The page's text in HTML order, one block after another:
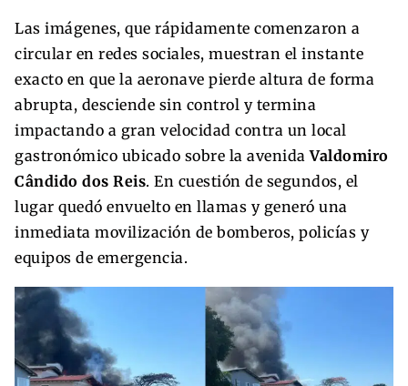
Las imágenes, que rápidamente comenzaron a
circular en redes sociales, muestran el instante
exacto en que la aeronave pierde altura de forma
abrupta, desciende sin control y termina
impactando a gran velocidad contra un local
gastronómico ubicado sobre la avenidaValdomiro
Cândido dos Reis. En cuestión de segundos, el
lugar quedó envuelto en llamas y generó una
inmediata movilización de bomberos, policías y
equipos de emergencia.